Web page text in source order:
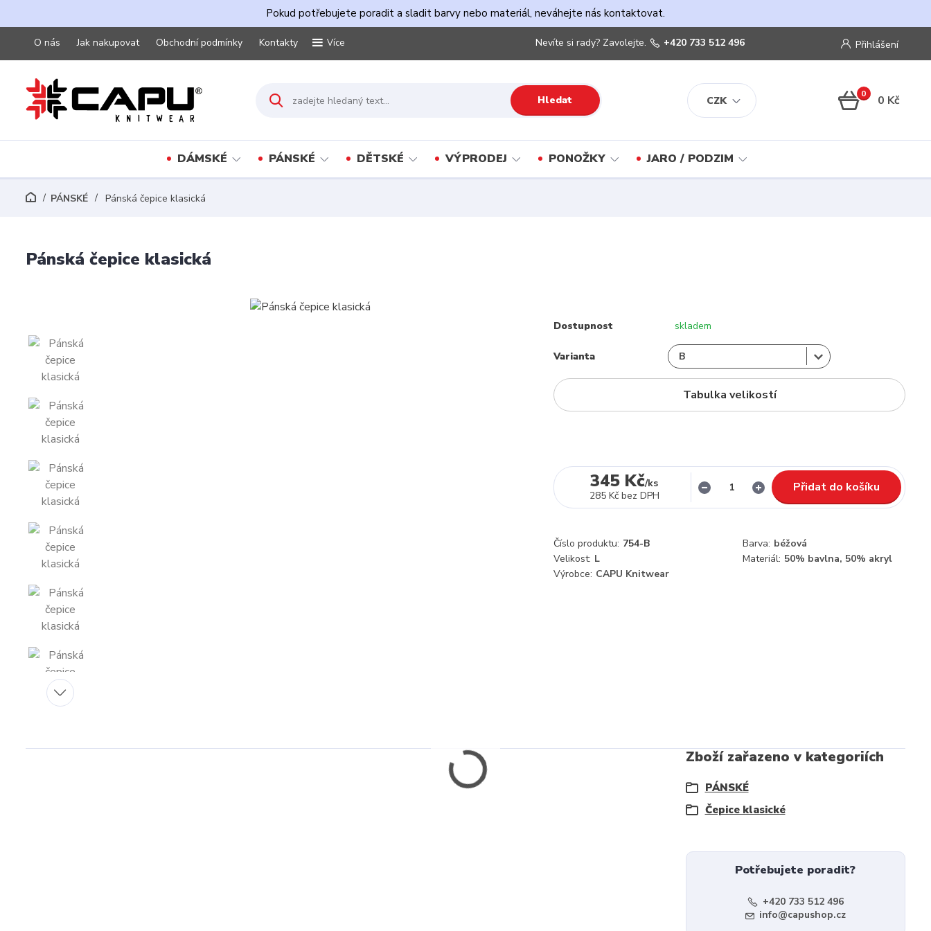
Pokud potřebujete poradit a sladit barvy nebo materiál, neváhejte nás kontaktovat.
O nás Jak nakupovat Obchodní podmínky Kontakty Více
CZK
Přihlášení
Hledat
Nevíte si rady? Zavolejte. +420 733 512 496
0 0 Kč
DÁMSKÉ PÁNSKÉ DĚTSKÉ VÝPRODEJ PONOŽKY JARO / PODZIM
PÁNSKÉ Pánská čepice klasická
Pánská čepice klasická
Dostupnost skladem
Varianta
Tabulka velikostí
345 Kč/ks
285 Kč bez DPH
Přidat do košíku
Číslo produktu: 754-B Barva: béžová
Velikost: L Materiál: 50% bavlna, 50% akryl
Výrobce: CAPU Knitwear
Zboží zařazeno v kategoriích
PÁNSKÉ
Čepice klasické
Potřebujete poradit?
+420 733 512 496
info@capushop.cz